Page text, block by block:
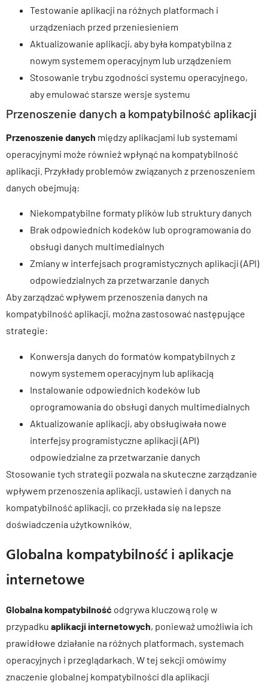
Testowanie aplikacji na różnych platformach i
urządzeniach przed przeniesieniem
Aktualizowanie aplikacji, aby była kompatybilna z
nowym systemem operacyjnym lub urządzeniem
Stosowanie trybu zgodności systemu operacyjnego,
aby emulować starsze wersje systemu
Przenoszenie danych a kompatybilność aplikacji
Przenoszenie danych między aplikacjami lub systemami
operacyjnymi może również wpłynąć na kompatybilność
aplikacji. Przykłady problemów związanych z przenoszeniem
danych obejmują:
Niekompatybilne formaty plików lub struktury danych
Brak odpowiednich kodeków lub oprogramowania do
obsługi danych multimedialnych
Zmiany w interfejsach programistycznych aplikacji (API)
odpowiedzialnych za przetwarzanie danych
Aby zarządzać wpływem przenoszenia danych na
kompatybilność aplikacji, można zastosować następujące
strategie:
Konwersja danych do formatów kompatybilnych z
nowym systemem operacyjnym lub aplikacją
Instalowanie odpowiednich kodeków lub
oprogramowania do obsługi danych multimedialnych
Aktualizowanie aplikacji, aby obsługiwała nowe
interfejsy programistyczne aplikacji (API)
odpowiedzialne za przetwarzanie danych
Stosowanie tych strategii pozwala na skuteczne zarządzanie
wpływem przenoszenia aplikacji, ustawień i danych na
kompatybilność aplikacji, co przekłada się na lepsze
doświadczenia użytkowników.
Globalna kompatybilność i aplikacje
internetowe
Globalna kompatybilność odgrywa kluczową rolę w
przypadku aplikacji internetowych, ponieważ umożliwia ich
prawidłowe działanie na różnych platformach, systemach
operacyjnych i przeglądarkach. W tej sekcji omówimy
znaczenie globalnej kompatybilności dla aplikacji